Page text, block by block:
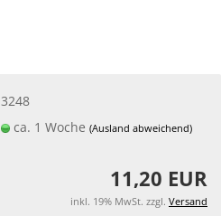
3248
ca. 1 Woche(Ausland abweichend)
11,20 EUR
inkl. 19% MwSt. zzgl. Versand